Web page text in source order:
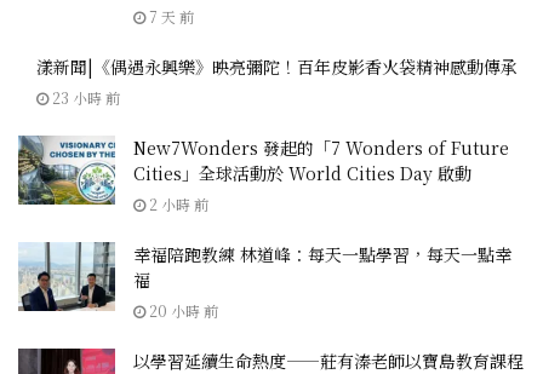
7 天 前
漾新聞|《偶遇永興樂》映亮彌陀！百年皮影香火袋精神感動傳承
23 小時 前
New7Wonders 發起的「7 Wonders of Future
Cities」全球活動於 World Cities Day 啟動
2 小時 前
幸福陪跑教練 林道峰：每天一點學習，每天一點幸
福
20 小時 前
以學習延續生命熱度——莊有溱老師以寶島教育課程